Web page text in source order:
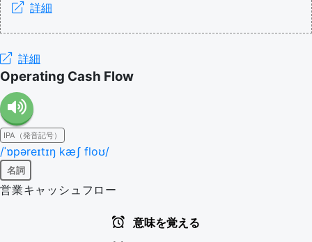
詳細
詳細
Operating Cash Flow
IPA（発音記号）
/ˈɒpəreɪtɪŋ kæʃ floʊ/
名詞
営業キャッシュフロー
意味を覚える